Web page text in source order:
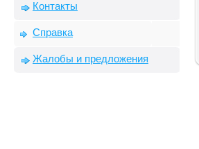
Контакты
Справка
Жалобы и предложения